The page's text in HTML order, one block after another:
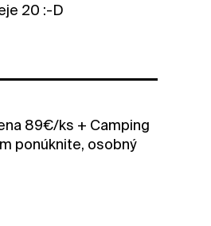
20 :-D
89€/ks + Camping
ponúknite, osobný